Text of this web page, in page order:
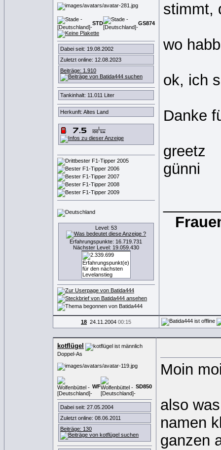
STD GS874
Dabei seit: 19.08.2002
Zuletzt online: 12.08.2023
Beiträge: 1.910
Tankinhalt: 11.011 Liter
Herkunft: Altes Land
Level: 53
Erfahrungspunkte: 16.719.731
Nächster Level: 19.059.430
stimmt,
wo
ok, ich
Danke
greetz
günni
18 24.11.2004 00:15
kotflügel
Doppel-As
WF SD850
Dabei seit: 27.05.2004
Zuletzt online: 08.06.2011
Beiträge: 130
Moin
also
namen
ganzen